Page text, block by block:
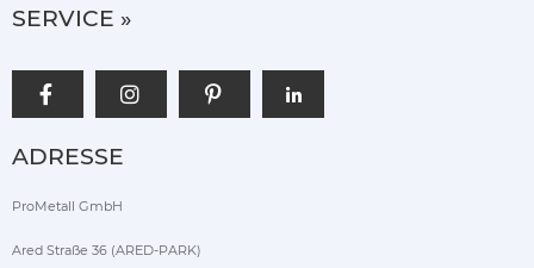
SERVICE »
ADRESSE
ProMetall GmbH
Ared Straße 36 (ARED-PARK)